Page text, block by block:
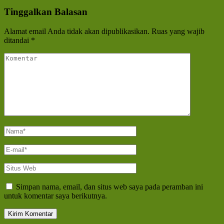
pos
Tinggalkan Balasan
Alamat email Anda tidak akan dipublikasikan. Ruas yang wajib
ditandai *
Komentar
Nama*
E-
mail*
Situs
Web
Simpan nama, email, dan situs web saya pada peramban ini
untuk komentar saya berikutnya.